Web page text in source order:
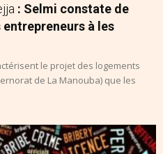
: Selmi constate de
à les
le projet des logements
de La Manouba) que les